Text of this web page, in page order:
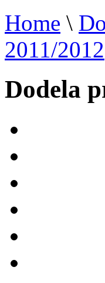
Home \
2011/2012
Dodela